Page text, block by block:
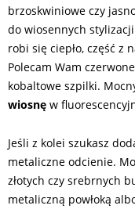
brzoskwiniowe czy
do wiosennych
robi się ciepło, część z
Polecam Wam
kobaltowe szpilki.
wiosnę w
Jeśli z kolei szukasz
metaliczne odcienie.
złotych czy srebrnych
metaliczną powłoką